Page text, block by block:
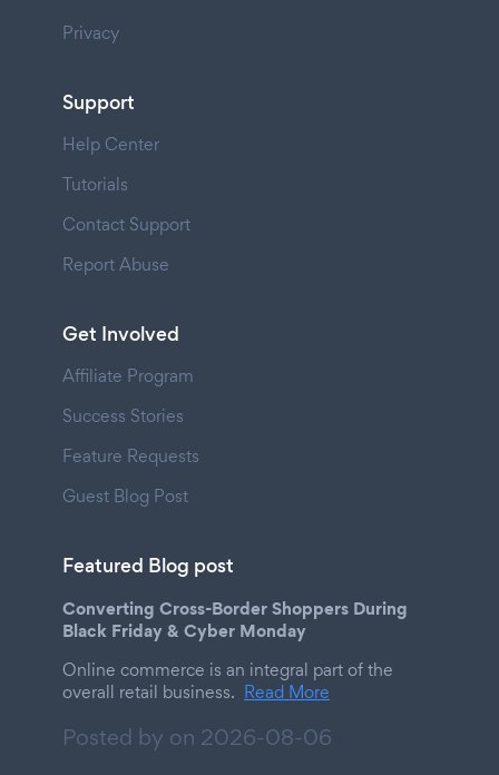
Privacy
Support
Help Center
Tutorials
Contact Support
Report Abuse
Get Involved
Affiliate Program
Success Stories
Feature Requests
Guest Blog Post
Featured Blog post
Converting Cross-Border Shoppers During
Black Friday & Cyber Monday
Online commerce is an integral part of the
overall retail business. Read More
Posted by on 2026-08-06